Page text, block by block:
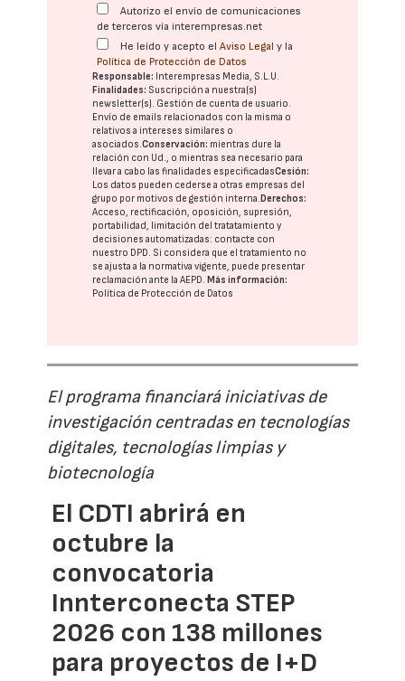
Autorizo el envío de comunicaciones
de terceros vía interempresas.net
He leído y acepto elAviso Legal y la
Política de Protección de Datos
Responsable: Interempresas Media, S.L.U.
Finalidades: Suscripción a nuestra(s)
newsletter(s). Gestión de cuenta de usuario.
Envío de emails relacionados con la misma o
relativos a intereses similares o
asociados.Conservación: mientras dure la
relación con Ud., o mientras sea necesario para
llevar a cabo las finalidades especificadasCesión:
Los datos pueden cederse a otras empresas del
grupo por motivos de gestión interna. Derechos:
Acceso, rectificación, oposición, supresión,
portabilidad, limitación del tratatamiento y
decisiones automatizadas: contacte con
nuestro DPD. Si considera que el tratamiento no
se ajusta a la normativa vigente, puede presentar
reclamación ante laAEPD. Más información:
Política de Protección de Datos
El programa financiará iniciativas de
investigación centradas en tecnologías
digitales, tecnologías limpias y
biotecnología
El CDTI abrirá en
octubre la
convocatoria
Innterconecta STEP
2026 con 138 millones
para proyectos de I+D